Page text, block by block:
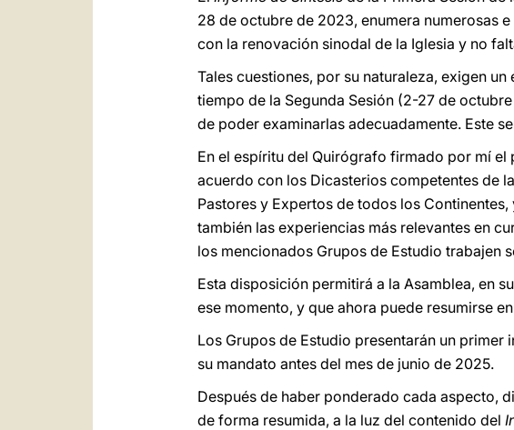
28 de octubre de 2023, enumera numerosas
con la renovación sinodal de la Iglesia y no
Tales cuestiones, por su naturaleza, exigen
tiempo de la Segunda Sesión (2-27 de
de poder examinarlas adecuadamente. Este
En el espíritu del Quirógrafo firmado por mí
acuerdo con los Dicasterios competentes de
Pastores y Expertos de todos los
también las experiencias más relevantes en
los mencionados Grupos de Estudio trabajen
Esta disposición permitirá a la Asamblea, en
ese momento, y que ahora puede resumirse
Los Grupos de Estudio presentarán un
su mandato antes del mes de junio de 2025.
Después de haber ponderado cada aspecto,
de forma resumida, a la luz del contenido del